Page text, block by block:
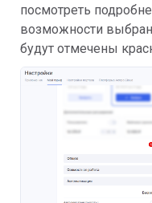
посмотреть
возможности
будут отмечены